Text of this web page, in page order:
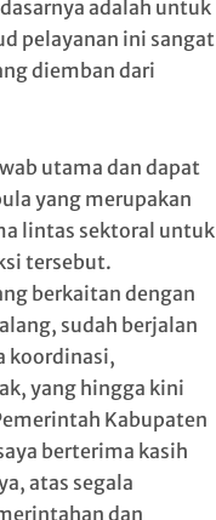
adalah untuk
pelayanan ini sangat
diemban dari
utama dan dapat
yang merupakan
lintas sektoral untuk
tersebut.
berkaitan dengan
sudah berjalan
koordinasi,
yang hingga kini
Kabupaten
berterima kasih
atas segala
dan